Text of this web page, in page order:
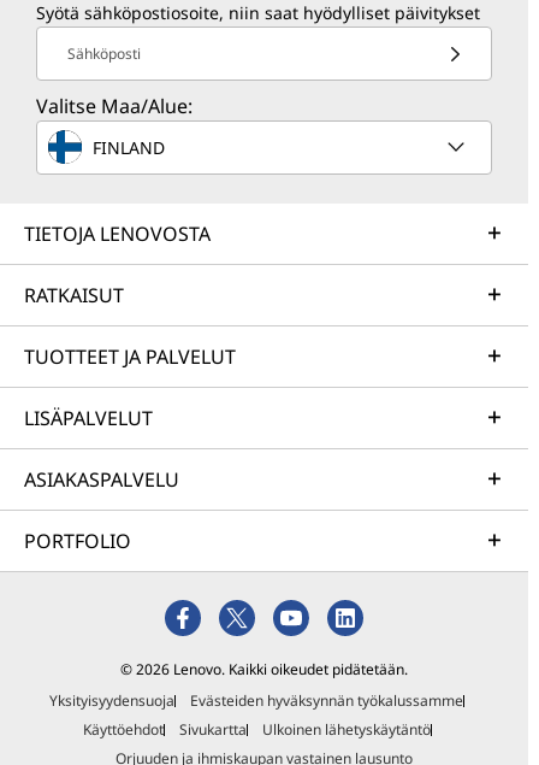
Syötä sähköpostiosoite, niin saat hyödylliset päivitykset
Sähköposti
Valitse Maa/Alue:
FINLAND
TIETOJA LENOVOSTA
RATKAISUT
TUOTTEET JA PALVELUT
LISÄPALVELUT
ASIAKASPALVELU
PORTFOLIO
© 2026 Lenovo. Kaikki oikeudet pidätetään.
Yksityisyydensuoja
Evästeiden hyväksynnän työkalussamme
Käyttöehdot
Sivukartta
Ulkoinen lähetyskäytäntö
Orjuuden ja ihmiskaupan vastainen lausunto